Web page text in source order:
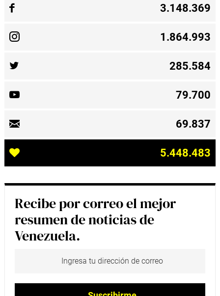
3.148.369
1.864.993
285.584
79.700
69.837
5.448.483
Recibe por correo el mejor
resumen de noticias de
Venezuela.